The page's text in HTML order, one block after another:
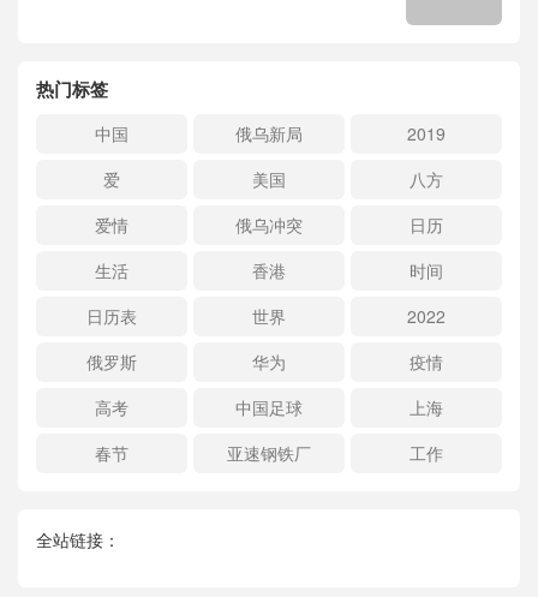
热门标签
中国 俄乌新局
2019
爱
美国
八方
爱情
俄乌冲突
日历
生活
香港
时间
日历表
世界
2022
俄罗斯
华为
疫情
高考
中国足球
上海
春节
亚速钢铁厂 工作
全站链接：